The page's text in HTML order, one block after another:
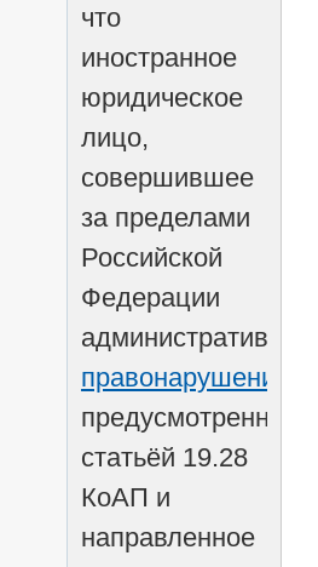
что
иностранное
юридическое
лицо,
совершившее
за пределами
Российской
Федерации
административное
правонарушение
предусмотренное
статьёй 19.28
КоАП и
направленное